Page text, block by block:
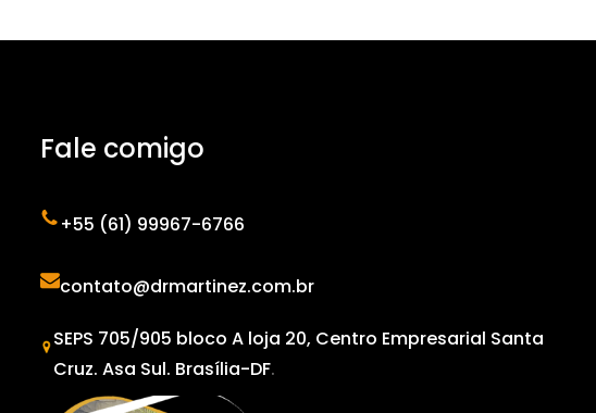
Fale comigo
+55 (61) 99967-6766
contato@drmartinez.com.br
SEPS 705/905 bloco A loja 20, Centro Empresarial Santa
Cruz. Asa Sul. Brasília-DF.